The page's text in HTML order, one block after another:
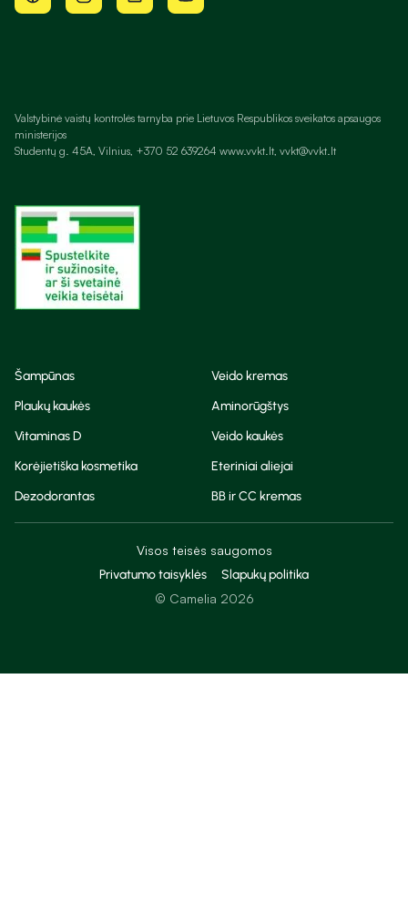
Valstybinė vaistų kontrolės tarnyba prie Lietuvos Respublikos sveikatos apsaugos
ministerijos
Studentų g. 45A, Vilnius, +370 52 639264 www.vvkt.lt, vvkt@vvkt.lt
Šampūnas
Veido kremas
Plaukų kaukės
Aminorūgštys
Vitaminas D
Veido kaukės
Korėjietiška kosmetika
Eteriniai aliejai
Dezodorantas
BB ir CC kremas
Visos teisės saugomos
Privatumo taisyklės
Slapukų politika
© Camelia 2026